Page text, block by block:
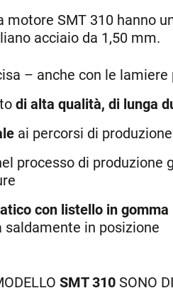
SMT 310 hanno
acciaio da 1,50 mm.
– anche con le lamiere
di alta qualità, di lunga
ai percorsi di produzione
processo di produzione
con listello in
in posizione
SMT 310 SONO